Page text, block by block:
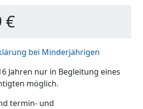
€
bei Minderjährigen
Jahren nur in Begleitung eines
möglich.
termin- und